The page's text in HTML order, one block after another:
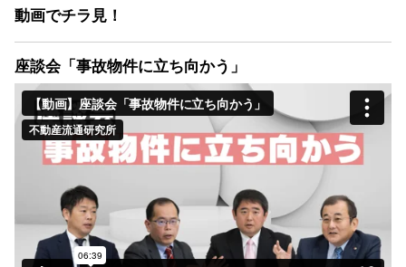
動画でチラ見！
座談会「事故物件に立ち向かう」